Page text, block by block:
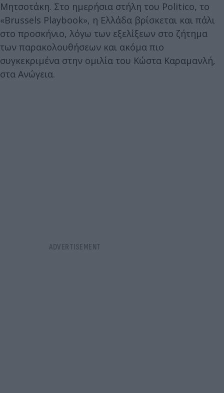
Μητσοτάκη. Στο ημερήσια στήλη του Politico, το
«Brussels Playbook», η Ελλάδα βρίσκεται και πάλι
στο προσκήνιο, λόγω των εξελίξεων στο ζήτημα
των παρακολουθήσεων και ακόμα πιο
συγκεκριμένα στην ομιλία του Κώστα Καραμανλή,
στα Ανώγεια.